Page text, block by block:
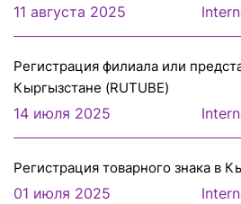
11 августа 2025
Регистрация филиала или
Кыргызстане (RUTUBE)
14 июля 2025
Регистрация товарного знака в
01 июля 2025